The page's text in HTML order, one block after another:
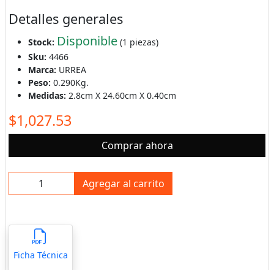
Detalles generales
Stock: Disponible(1 piezas)
Sku: 4466
Marca: URREA
Peso: 0.290Kg.
Medidas: 2.8cm X 24.60cm X 0.40cm
$1,027.53
Comprar ahora
Agregar al carrito
Ficha Técnica